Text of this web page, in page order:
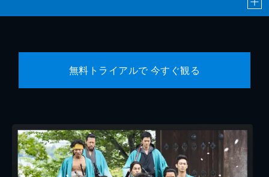
無料トライアルで 今すぐ観る